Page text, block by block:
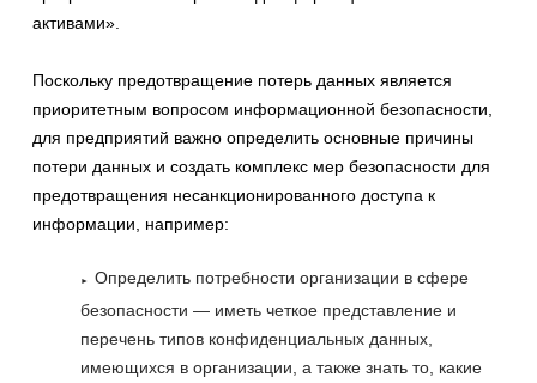
активами».
Поскольку предотвращение потерь данных является
приоритетным вопросом информационной безопасности,
для предприятий важно определить основные причины
потери данных и создать комплекс мер безопасности для
предотвращения несанкционированного доступа к
информации, например:
Определить потребности организации в сфере
безопасности — иметь четкое представление и
перечень типов конфиденциальных данных,
имеющихся в организации, а также знать то, какие